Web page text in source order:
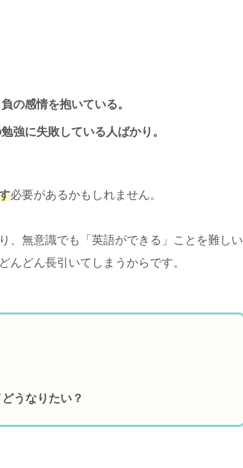
の感情を抱いている。
強に失敗している人ばかり。
必要があるかもしれません。
、無意識でも「英語ができる」ことを難しい
んどん長引いてしまうからです。
うなりたい？